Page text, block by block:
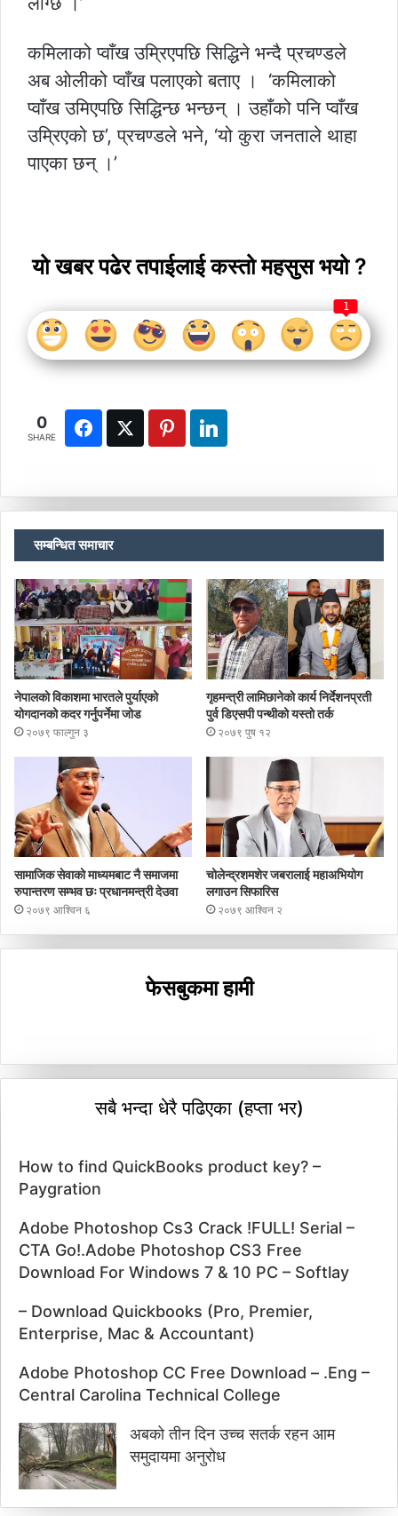
कमिलाको प्वाँख उम्रिएपछि सिद्धिने भन्दै प्रचण्डले
अब ओलीको प्वाँख पलाएको बताए । ‘कमिलाको
प्वाँख उमिएपछि सिद्धिन्छ भन्छन् । उहाँको पनि प्वाँख
उम्रिएको छ’, प्रचण्डले भने, ‘यो कुरा जनताले थाहा
पाएका छन् ।’
यो खबर पढेर तपाईलाई कस्तो महसुस भयो ?
1
0
SHARE
सम्बन्धित समाचार
नेपालको विकाशमा भारतले पुर्याएको
योगदानको कदर गर्नुपर्नेमा जोड
२०७९ फाल्गुन ३
गृहमन्त्री लामिछानेको कार्य निर्देशनप्रती
पुर्व डिएसपी पन्थीको यस्तो तर्क
२०७९ पुष १२
सामाजिक सेवाको माध्यमबाट नै समाजमा
रुपान्तरण सम्भव छः प्रधानमन्त्री देउवा
२०७९ आश्विन ६
चोलेन्द्रशमशेर जबरालाई महाअभियोग
लगाउन सिफारिस
२०७९ आश्विन २
फेसबुकमा हामी
सबै भन्दा धेरै पढिएका (हप्ता भर)
How to find QuickBooks product key? –
Paygration
Adobe Photoshop Cs3 Crack !FULL! Serial –
CTA Go!.Adobe Photoshop CS3 Free
Download For Windows 7 & 10 PC – Softlay
– Download Quickbooks (Pro, Premier,
Enterprise, Mac & Accountant)
Adobe Photoshop CC Free Download – .Eng –
Central Carolina Technical College
अबको तीन दिन उच्च सतर्क रहन आम
समुदायमा अनुरोध